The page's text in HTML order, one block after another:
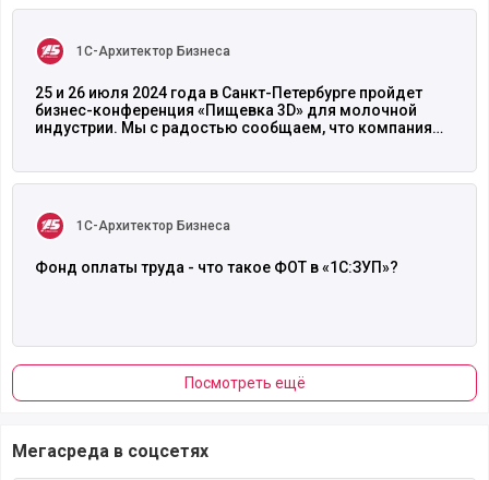
1С-Архитектор Бизнеса
25 и 26 июля 2024 года в Санкт-Петербурге пройдет
бизнес-конференция «Пищевка 3D» для молочной
индустрии. Мы с радостью сообщаем, что компания
1С-Архитектор Бизнеса
Фонд оплаты труда - что такое ФОТ в «1С:ЗУП»?
Посмотреть ещё
Мегасреда в соцсетях